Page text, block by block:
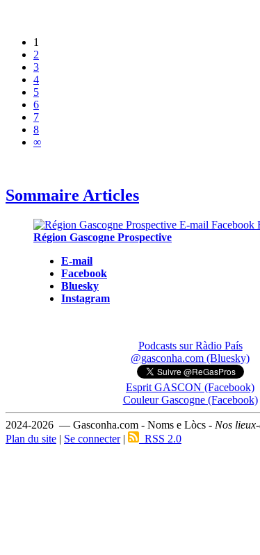
1
2
3
4
5
6
7
8
∞
Sommaire Articles
Région Gascogne Prospective
E-mail
Facebook
Bluesky
Instagram
Podcasts sur Ràdio País
@gasconha.com (Bluesky)
Esprit GASCON (Facebook)
Couleur Gascogne (Facebook)
2024-2026 — Gasconha.com - Noms e Lòcs - Nos
Plan du site | Se connecter| RSS 2.0